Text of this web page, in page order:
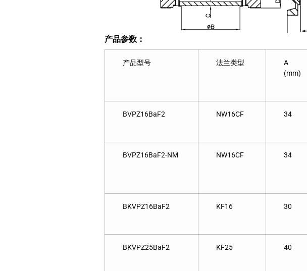
产品参数：
产品型号 法兰类型
A
(mm)
BVPZ16BaF2 NW16CF 34
BVPZ16BaF2-NM NW16CF 34
BKVPZ16BaF2 KF16 30
BKVPZ25BaF2 KF25 40